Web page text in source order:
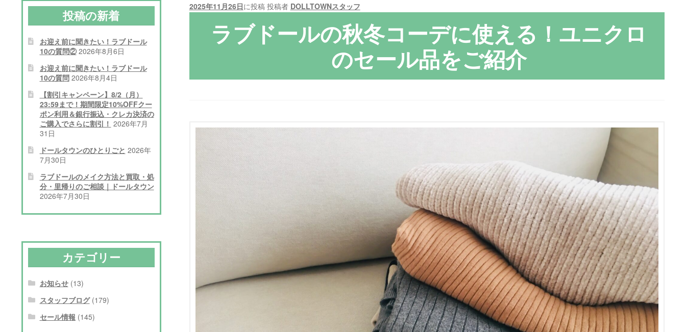
2025年11月26日に投稿 投稿者 DOLLTOWNスタッフ
ラブドールの秋冬コーデに使える！ユニクロ
のセール品をご紹介
投稿の新着
お迎え前に聞きたい！ラブドール
10の質問② 2026年8月6日
お迎え前に聞きたい！ラブドール
10の質問 2026年8月4日
【割引キャンペーン】8/2（月）
23:59まで！期間限定10%OFFクー
ポン利用＆銀行振込・クレカ決済の
ご購入でさらに割引！ 2026年7月
31日
ドールタウンのひとりごと 2026年
7月30日
ラブドールのメイク方法と買取・処
分・里帰りのご相談｜ドールタウン
2026年7月30日
カテゴリー
お知らせ(13)
スタッフブログ(179)
セール情報 (145)